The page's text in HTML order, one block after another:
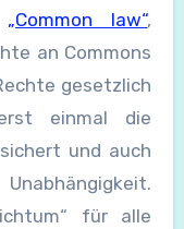
„Common law“,
an Commons
gesetzlich
einmal die
und auch
für alle